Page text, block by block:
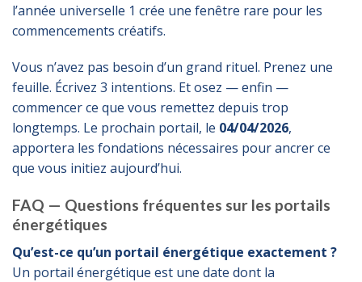
l’année universelle 1 crée une fenêtre rare pour les
commencements créatifs.
Vous n’avez pas besoin d’un grand rituel. Prenez une
feuille. Écrivez 3 intentions. Et osez — enfin —
commencer ce que vous remettez depuis trop
longtemps. Le prochain portail, le 04/04/2026,
apportera les fondations nécessaires pour ancrer ce
que vous initiez aujourd’hui.
FAQ — Questions fréquentes sur les portails
énergétiques
Qu’est-ce qu’un portail énergétique exactement ?
Un portail énergétique est une date dont la